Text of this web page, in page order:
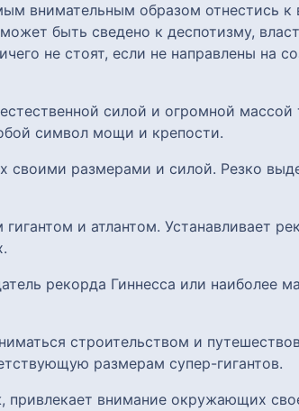
внимательным образом отнестись
быть сведено к деспотизму,
не стоят, если не направлены на
силой и огромной
символ мощи и крепости.
размерами и силой. Резко
и атлантом. Устанавливает
рекорда Гиннесса или наиболее
строительством и
размерам супер-гигантов.
привлекает внимание окружающих